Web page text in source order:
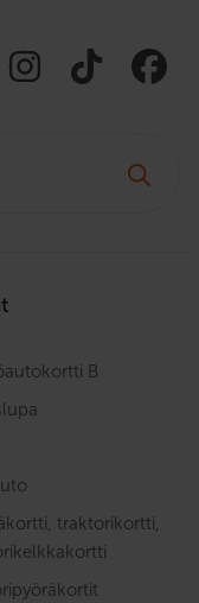
B
traktorikortti,